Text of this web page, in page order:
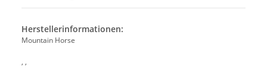
Herstellerinformationen:
Mountain Horse
, ,